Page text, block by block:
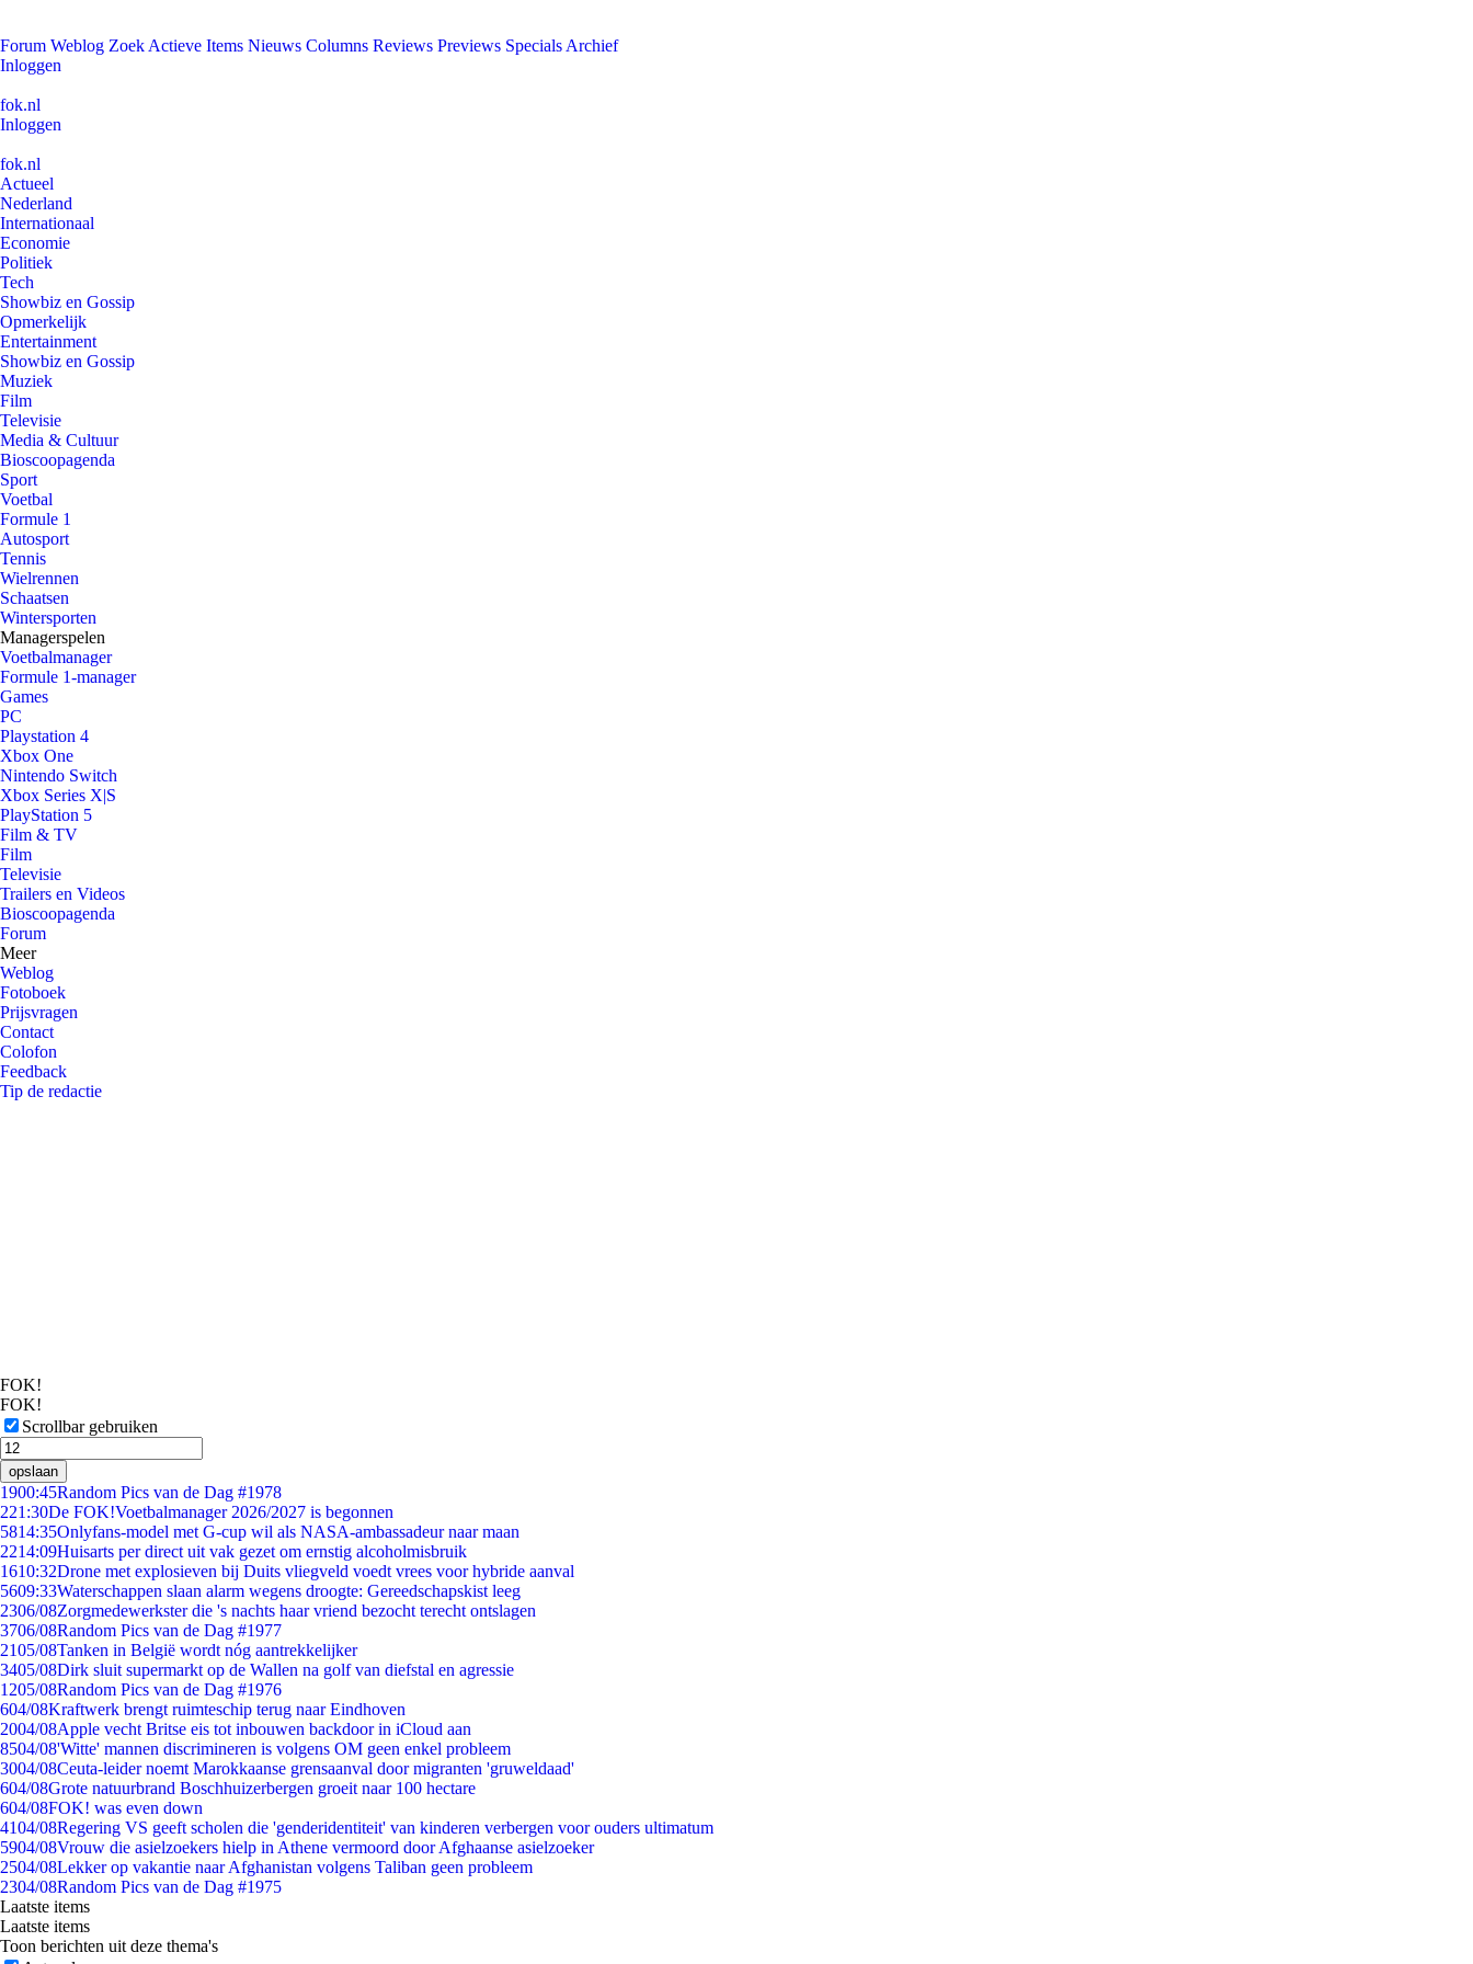
Forum Weblog Zoek Actieve Items Nieuws Columns Reviews Previews Specials Archief
Inloggen
fok.nl
Inloggen
fok.nl
Actueel
Nederland
Internationaal
Economie
Politiek
Tech
Showbiz en Gossip
Opmerkelijk
Entertainment
Showbiz en Gossip
Muziek
Film
Televisie
Media & Cultuur
Bioscoopagenda
Sport
Voetbal
Formule 1
Autosport
Tennis
Wielrennen
Schaatsen
Wintersporten
Managerspelen
Voetbalmanager
Formule 1-manager
Games
PC
Playstation 4
Xbox One
Nintendo Switch
Xbox Series X|S
PlayStation 5
Film & TV
Film
Televisie
Trailers en Videos
Bioscoopagenda
Forum
Meer
Weblog
Fotoboek
Prijsvragen
Contact
Colofon
Feedback
Tip de redactie
FOK!
FOK!
Scrollbar gebruiken
opslaan
1900:45Random Pics van de Dag #1978
221:30De FOK!Voetbalmanager 2026/2027 is begonnen
5814:35Onlyfans-model met G-cup wil als NASA-ambassadeur naar maan
2214:09Huisarts per direct uit vak gezet om ernstig alcoholmisbruik
1610:32Drone met explosieven bij Duits vliegveld voedt vrees voor hybride aanval
5609:33Waterschappen slaan alarm wegens droogte: Gereedschapskist leeg
2306/08Zorgmedewerkster die 's nachts haar vriend bezocht terecht ontslagen
3706/08Random Pics van de Dag #1977
2105/08Tanken in België wordt nóg aantrekkelijker
3405/08Dirk sluit supermarkt op de Wallen na golf van diefstal en agressie
1205/08Random Pics van de Dag #1976
604/08Kraftwerk brengt ruimteschip terug naar Eindhoven
2004/08Apple vecht Britse eis tot inbouwen backdoor in iCloud aan
8504/08'Witte' mannen discrimineren is volgens OM geen enkel probleem
3004/08Ceuta-leider noemt Marokkaanse grensaanval door migranten 'gruweldaad'
604/08Grote natuurbrand Boschhuizerbergen groeit naar 100 hectare
604/08FOK! was even down
4104/08Regering VS geeft scholen die 'genderidentiteit' van kinderen verbergen voor ouders ultimatum
5904/08Vrouw die asielzoekers hielp in Athene vermoord door Afghaanse asielzoeker
2504/08Lekker op vakantie naar Afghanistan volgens Taliban geen probleem
2304/08Random Pics van de Dag #1975
Laatste items
Laatste items
Toon berichten uit deze thema's